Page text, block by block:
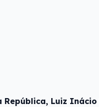
Luiz Inácio